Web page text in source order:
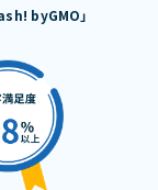
byGMO」